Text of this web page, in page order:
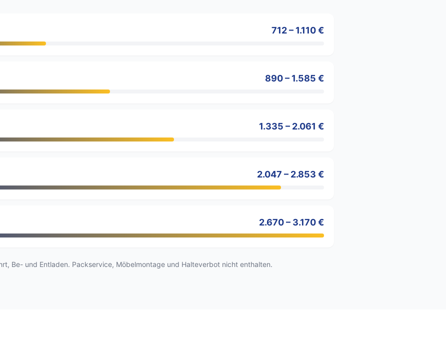
712 – 1.110 €
890 – 1.585 €
1.335 – 2.061 €
2.047 – 2.853 €
2.670 – 3.170 €
Be- und Entladen. Packservice, Möbelmontage und Halteverbot nicht enthalten.